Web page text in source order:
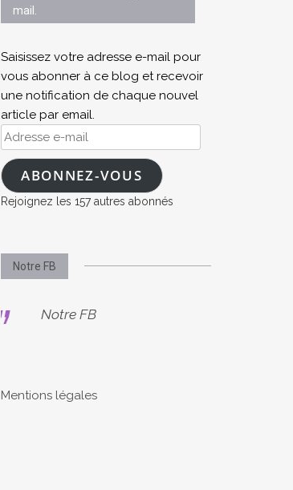
mail.
Saisissez votre adresse e-mail pour
vous abonner à ce blog et recevoir
une notification de chaque nouvel
article par email.
Adresse
e-
mailABONNEZ-VOUS
Rejoignez les 157 autres abonnés
Notre FB
Notre FB
Mentions légales